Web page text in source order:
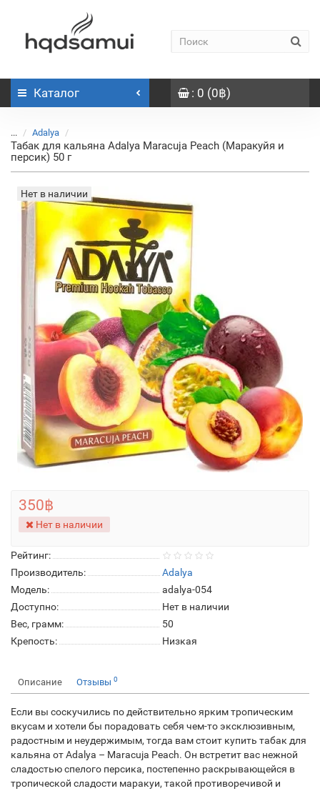
Каталог : 0 (0฿)
... Adalya
Табак для кальяна Adalya Maracuja Peach (Маракуйя и
персик) 50 г
Нет в наличии
Рейтинг:
Производитель:
Adalya
Модель:
adalya-054
Доступно:
Нет в наличии
Вес, грамм:
50
Крепость:
Низкая
350฿
Нет в наличии
Описание Отзывы 0
Если вы соскучились по действительно ярким тропическим
вкусам и хотели бы порадовать себя чем-то эксклюзивным,
радостным и неудержимым, тогда вам стоит купить табак для
кальяна от Adalya – Maracuja Peach. Он встретит вас нежной
сладостью спелого персика, постепенно раскрывающейся в
тропической сладости маракуи, такой противоречивой и